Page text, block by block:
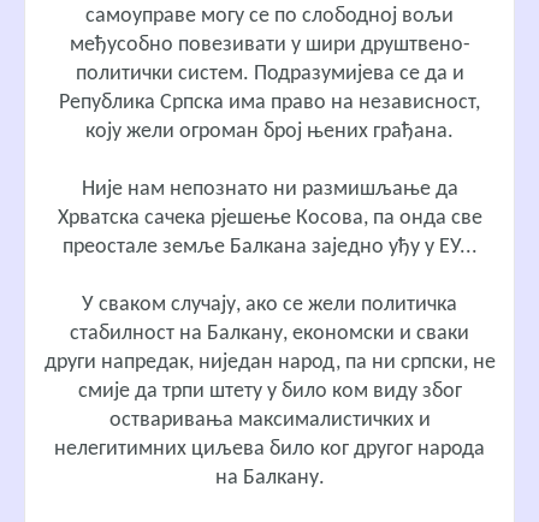
самоуправе могу се по слободној вољи
међусобно повезивати у шири друштвено-
политички систем. Подразумијева се да и
Република Српска има право на независност,
коју жели огроман број њених грађана.
Није нам непознато ни размишљање да
Хрватска сачека рјешење Косова, па онда све
преостале земље Балкана заједно уђу у ЕУ...
У сваком случају, ако се жели политичка
стабилност на Балкану, економски и сваки
други напредак, ниједан народ, па ни српски, не
смије да трпи штету у било ком виду због
остваривања максималистичких и
нелегитимних циљева било ког другог народа
на Балкану.